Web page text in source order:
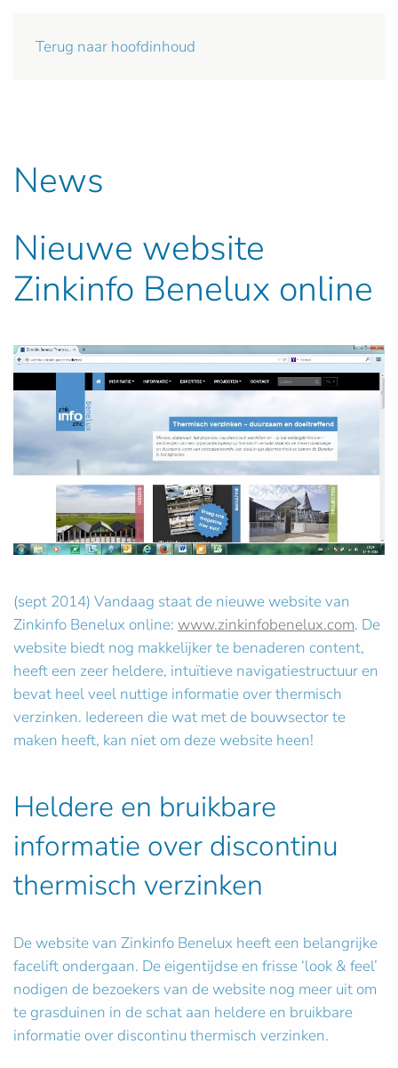
Terug naar hoofdinhoud
News
Nieuwe website
Zinkinfo Benelux online
(sept 2014) Vandaag staat de nieuwe website van
Zinkinfo Benelux online: www.zinkinfobenelux.com. De
website biedt nog makkelijker te benaderen content,
heeft een zeer heldere, intuïtieve navigatiestructuur en
bevat heel veel nuttige informatie over thermisch
verzinken. Iedereen die wat met de bouwsector te
maken heeft, kan niet om deze website heen!
Heldere en bruikbare
informatie over discontinu
thermisch verzinken
De website van Zinkinfo Benelux heeft een belangrijke
facelift ondergaan. De eigentijdse en frisse ‘look & feel’
nodigen de bezoekers van de website nog meer uit om
te grasduinen in de schat aan heldere en bruikbare
informatie over discontinu thermisch verzinken.